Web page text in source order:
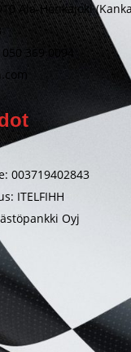
Ala-Honkajoki
369 0094
003719402843
ITELFIHH
Oyj